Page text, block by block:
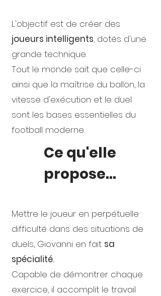
L'objectif est de créer des
joueurs intelligents, dotés d'une
grande technique.
Tout le monde sait que celle-ci
ainsi que la maîtrise du ballon, la
vitesse d'exécution et le duel
sont les bases essentielles du
football moderne.
Ce qu'elle
propose...
Mettre le joueur en perpétuelle
difficulté dans des situations de
duels, Giovanni en fait sa
spécialité...
Capable de démontrer chaque
exercice, il accomplit le travail